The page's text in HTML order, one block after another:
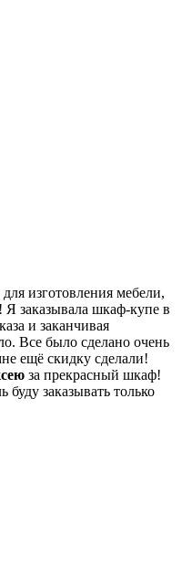
изготовления мебели,
заказывала шкаф-купе в
и заканчивая
Все было сделано очень
ещё скидку сделали!
за прекрасный шкаф!
заказывать только